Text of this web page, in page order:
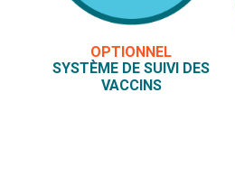
OPTIONNEL
SYSTÈME DE SUIVI DES
VACCINS